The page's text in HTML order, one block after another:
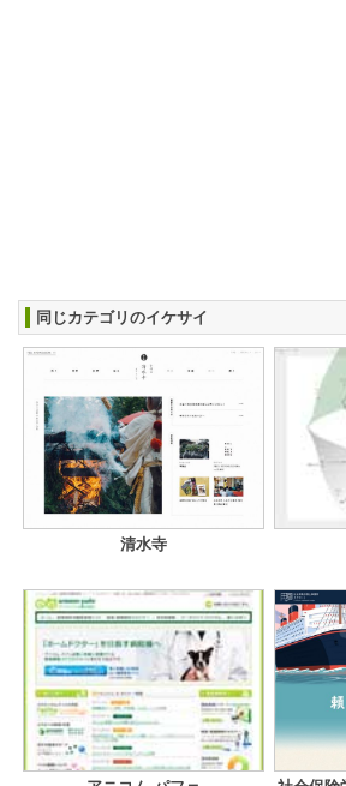
同じカテゴリのイケサイ
清水寺